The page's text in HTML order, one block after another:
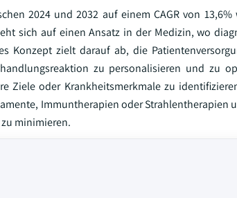
2024 und 2032 auf einem CAGR von 13,6%
sich auf einen Ansatz in der Medizin, wo
Konzept zielt darauf ab, die
zu personalisieren und zu
Ziele oder Krankheitsmerkmale zu
Immuntherapien oder Strahlentherapien
minimieren.